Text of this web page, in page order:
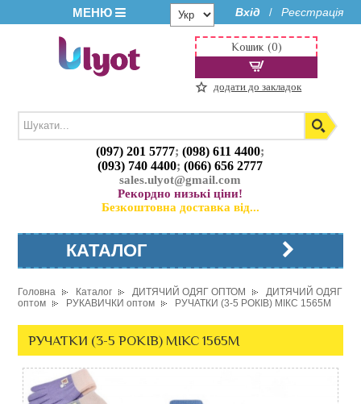
МЕНЮ Вхід / Реєстрація
(097) 201 5777;(098) 611 4400;
(093) 740 4400;(066) 656 2777
sales.ulyot@gmail.com
Рекордно низькі ціни!
Безкоштовна доставка від...
Кошик (0)
додати до закладок
КАТАЛОГ
Головна Каталог ДИТЯЧИЙ ОДЯГ ОПТОМ
ДИТЯЧИЙ ОДЯГ
оптом
РУКАВИЧКИ оптом РУЧАТКИ (3-5 РОКІВ) МІКС 1565M
РУЧАТКИ (3-5 РОКІВ) МІКС 1565M